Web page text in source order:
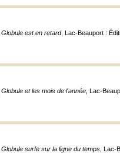
Globule est en retard, Lac-Beauport :
Globule et les mois de l'année , Lac-
Globule surfe sur la ligne du temps , Lac-